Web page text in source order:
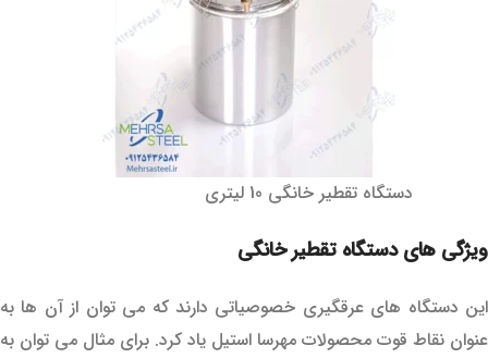
دستگاه تقطیر خانگی 10 لیتری
ویژگی های دستگاه تقطیر خانگی
این دستگاه های عرقگیری خصوصیاتی دارند که می توان از آن ها به
عنوان نقاط قوت محصولات مهرسا استیل یاد کرد. برای مثال می توان به